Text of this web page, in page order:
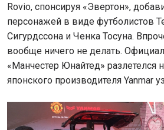
Rovio, спонсируя «Эвертон»,
персонажей в виде футболистов
Сигурдссона и Ченка Тосуна.
вообще ничего не делать.
«Манчестер Юнайтед» разлетелся
японского производителя Yanmar